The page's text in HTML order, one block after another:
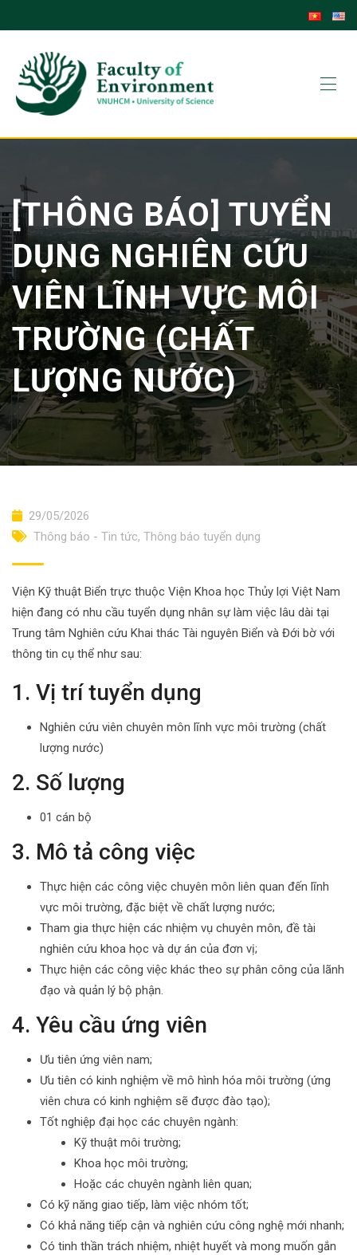
to
content
[THÔNG BÁO] TUYỂN
DỤNG NGHIÊN CỨU
VIÊN LĨNH VỰC MÔI
TRƯỜNG (CHẤT
LƯỢNG NƯỚC)
29/05/2026
Thông báo - Tin tức, Thông báo tuyển dụng
Viện Kỹ thuật Biển trực thuộc Viện Khoa học Thủy lợi Việt Nam
hiện đang có nhu cầu tuyển dụng nhân sự làm việc lâu dài tại
Trung tâm Nghiên cứu Khai thác Tài nguyên Biển và Đới bờ với
thông tin cụ thể như sau:
1. Vị trí tuyển dụng
Nghiên cứu viên chuyên môn lĩnh vực môi trường (chất
lượng nước)
2. Số lượng
01 cán bộ
3. Mô tả công việc
Thực hiện các công việc chuyên môn liên quan đến lĩnh
vực môi trường, đặc biệt về chất lượng nước;
Tham gia thực hiện các nhiệm vụ chuyên môn, đề tài
nghiên cứu khoa học và dự án của đơn vị;
Thực hiện các công việc khác theo sự phân công của lãnh
đạo và quản lý bộ phận.
4. Yêu cầu ứng viên
Ưu tiên ứng viên nam;
Ưu tiên có kinh nghiệm về mô hình hóa môi trường (ứng
viên chưa có kinh nghiệm sẽ được đào tạo);
Tốt nghiệp đại học các chuyên ngành:
Kỹ thuật môi trường;
Khoa học môi trường;
Hoặc các chuyên ngành liên quan;
Có kỹ năng giao tiếp, làm việc nhóm tốt;
Có khả năng tiếp cận và nghiên cứu công nghệ mới nhanh;
Có tinh thần trách nhiệm, nhiệt huyết và mong muốn gắn